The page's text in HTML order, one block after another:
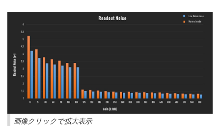
画像クリックで拡大表示